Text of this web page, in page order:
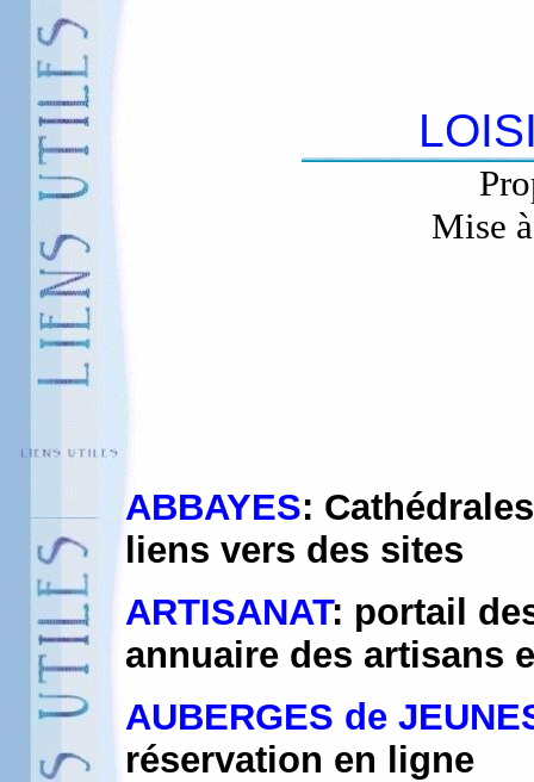
Mise
ABBAYES:
liens vers des sites
ARTISANAT: portail
annuaire des artisans
AUBERGES de
réservation en ligne